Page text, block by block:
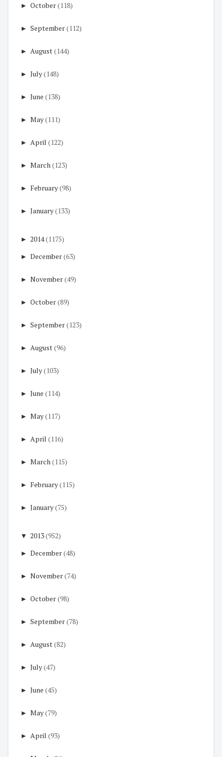
► October(118)
► September(112)
► August(144)
► July(148)
► June (138)
► May(111)
► April (122)
► March(123)
► February(98)
► January(133)
► 2014(1175)
► December(63)
► November(49)
► October(89)
► September(123)
► August(96)
► July(103)
► June (114)
► May(117)
► April (116)
► March(115)
► February(115)
► January(75)
▼ 2013(952)
► December(48)
► November(74)
► October(98)
► September(78)
► August(82)
► July(47)
► June (45)
► May(79)
► April (93)